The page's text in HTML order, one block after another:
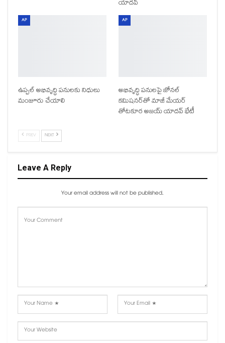
యాదవ్
AP
ఉప్పల్ అభివృద్ధి పనులకు నిధులు
మంజూరు చేయాలి
AP
అభివృద్ధి పనులపై జోనల్
కమిషనర్‌తో మాజీ మేయర్
తోటకూర అజయ్ యాదవ్ భేటీ
PREV NEXT
Leave A Reply
Your email address will not be published.